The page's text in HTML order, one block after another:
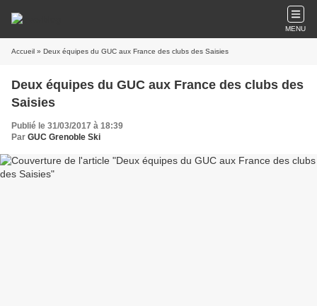
MENU
Accueil » Deux équipes du GUC aux France des clubs des Saisies
Deux équipes du GUC aux France des clubs des
Saisies
Publié le 31/03/2017 à 18:39
Par GUC Grenoble Ski